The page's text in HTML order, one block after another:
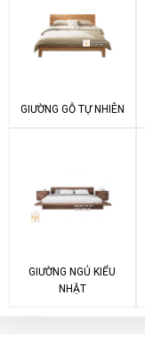
GIƯỜNG GỖ TỰ NHIÊN
GIƯỜNG NGỦ KIỂU
NHẬT